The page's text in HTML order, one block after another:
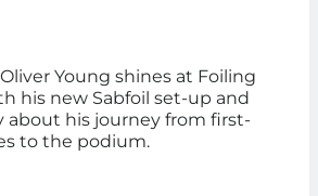
Young shines at Foiling
his new Sabfoil set-up and
about his journey from first-
to the podium.